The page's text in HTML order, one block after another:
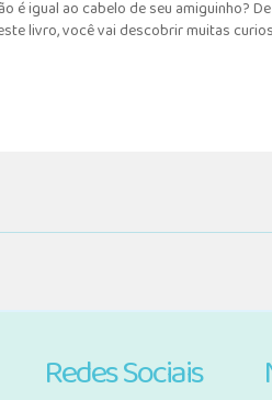
igual ao cabelo de seu amiguinho?
livro, você vai descobrir muitas
Redes Sociais